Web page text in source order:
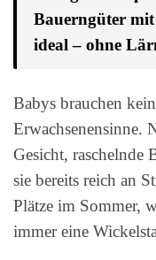
Bauerngüter
ideal – ohne
Babys brauchen
Erwachsenensinne.
Gesicht, raschelnde
sie bereits reich an
Plätze im Sommer,
immer eine